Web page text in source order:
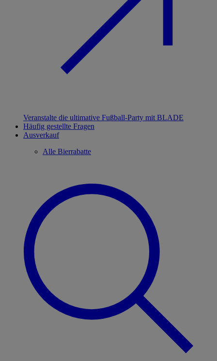
Veranstalte die ultimative Fußball-Party mit BLADE
Häufig gestellte Fragen
Ausverkauf
Alle Bierrabatte